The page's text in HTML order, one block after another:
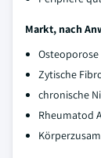
Markt, nach
Zytische
chronische
Rheumatod